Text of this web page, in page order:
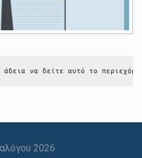
άδεια να δείτε αυτό το
2026